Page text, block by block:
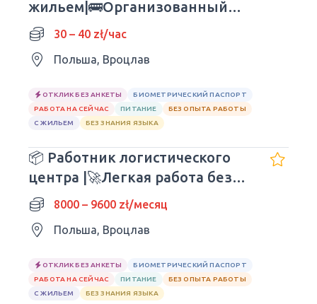
жильем|🚌Организованный
доезд за работу
30 – 40 zł/час
Польша, Вроцлав
ОТКЛИК БЕЗ АНКЕТЫ
БИОМЕТРИЧЕСКИЙ ПАСПОРТ
РАБОТА НА СЕЙЧАС
ПИТАНИЕ
БЕЗ ОПЫТА РАБОТЫ
С ЖИЛЬЕМ
БЕЗ ЗНАНИЯ ЯЗЫКА
📦 Работник логистического
центра |🚀Легкая работа без
опыта8000 – 9600 zł/месяц
Польша, Вроцлав
ОТКЛИК БЕЗ АНКЕТЫ
БИОМЕТРИЧЕСКИЙ ПАСПОРТ
РАБОТА НА СЕЙЧАС
ПИТАНИЕ
БЕЗ ОПЫТА РАБОТЫ
С ЖИЛЬЕМ
БЕЗ ЗНАНИЯ ЯЗЫКА